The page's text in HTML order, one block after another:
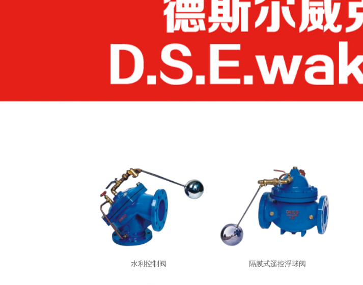
水利控制阀 隔膜式遥控浮球阀